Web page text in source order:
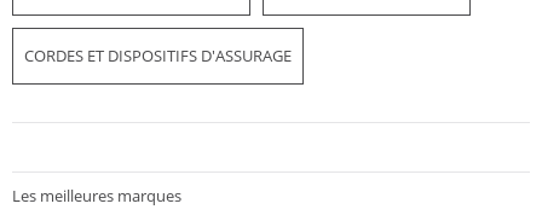
CORDES ET DISPOSITIFS D'ASSURAGE
Les meilleures marques